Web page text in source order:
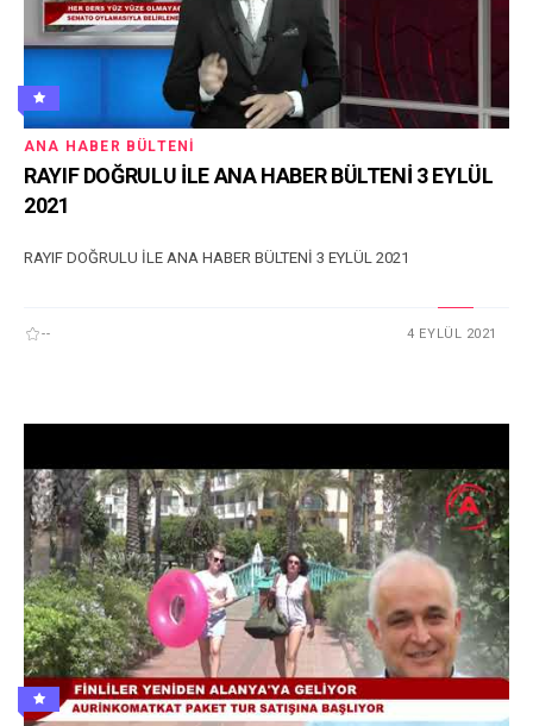
ANA HABER BÜLTENI
RAYIF DOĞRULU İLE ANA HABER BÜLTENİ 3 EYLÜL
2021
RAYIF DOĞRULU İLE ANA HABER BÜLTENİ 3 EYLÜL 2021
-- 4 EYLÜL 2021